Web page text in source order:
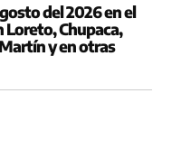
del 2026 en el
Loreto, Chupaca,
y en otras